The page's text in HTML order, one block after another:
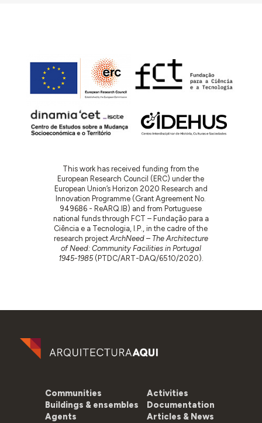
This work has received funding from the
European Research Council (ERC) under the
European Union’s Horizon 2020 Research and
Innovation Programme (Grant Agreement No.
949686 - ReARQ.IB) and from Portuguese
national funds through FCT – Fundação para a
Ciência e a Tecnologia, I.P., in the cadre of the
research projectArchNeed – The Architecture
of Need: Community Facilities in Portugal
1945-1985(PTDC/ART-DAQ/6510/2020).
Communities
Buildings & ensembles
Agents
Activities
Documentation
Articles & News